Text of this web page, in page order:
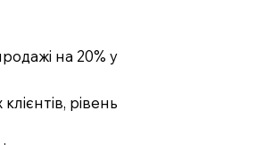
на 20% у
рівень